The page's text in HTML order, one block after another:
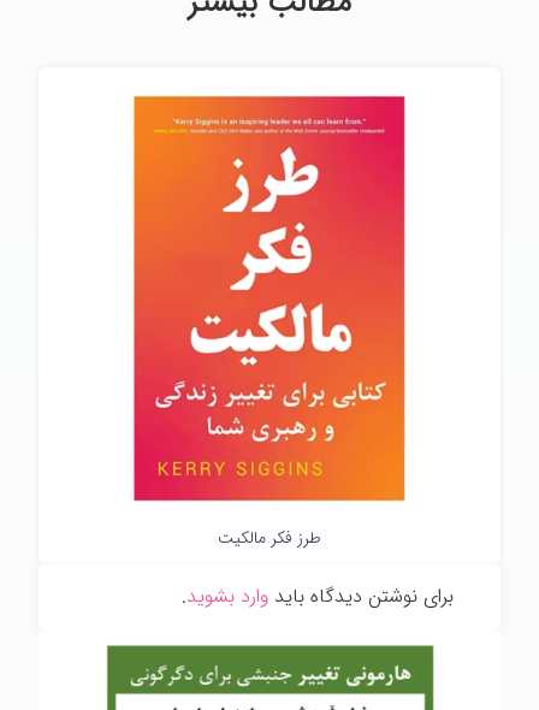
طرز فکر مالکیت
برای نوشتن دیدگاه باید وارد بشوید.